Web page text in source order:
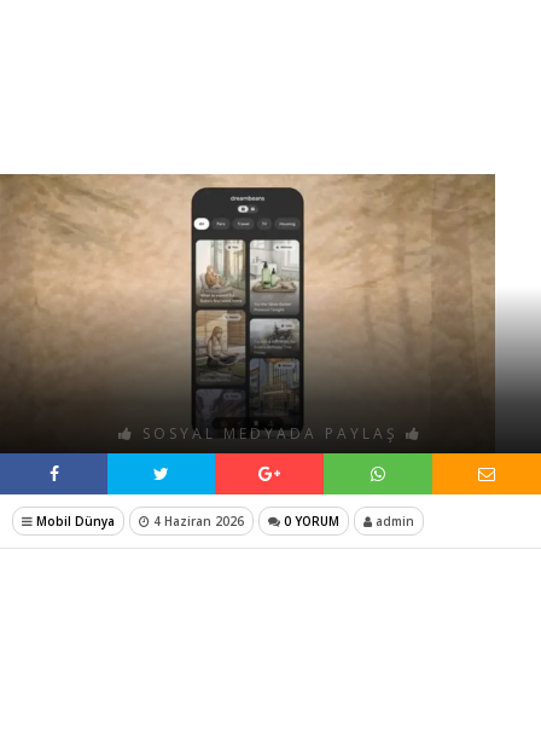
SOSYAL MEDYADA PAYLAŞ
Mobil Dünya 4 Haziran 2026 0 YORUM admin